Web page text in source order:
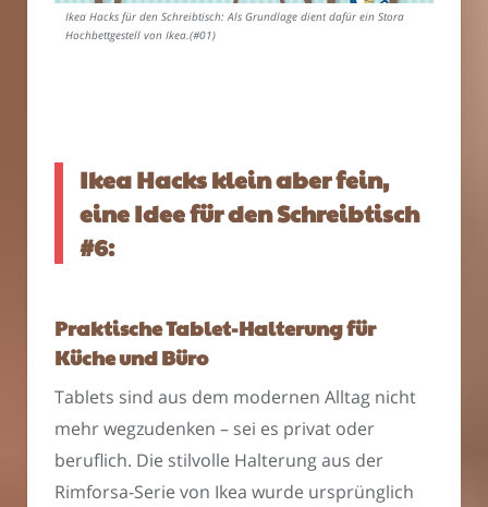
Ikea Hacks für den Schreibtisch: Als Grundlage dient dafür ein Stora
Hochbettgestell von Ikea.(#01)
Ikea Hacks klein aber fein,
eine Idee für den Schreibtisch
#6:
Praktische Tablet-Halterung für
Küche und Büro
Tablets sind aus dem modernen Alltag nicht
mehr wegzudenken – sei es privat oder
beruflich. Die stilvolle Halterung aus der
Rimforsa-Serie von Ikea wurde ursprünglich